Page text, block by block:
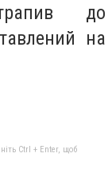
до
на
Ctrl + Enter, щоб